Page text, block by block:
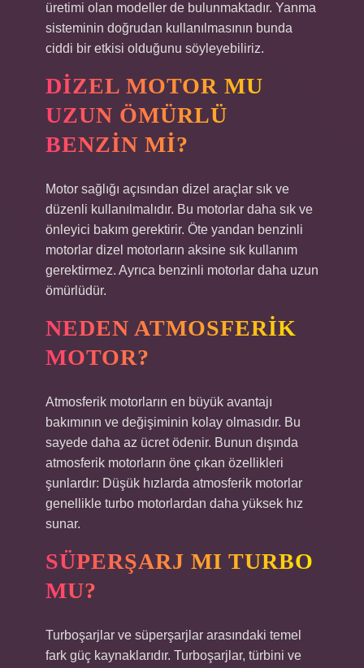
üretimi olan modeller de bulunmaktadır. Yanma
sisteminin doğrudan kullanılmasının bunda
ciddi bir etkisi olduğunu söyleyebiliriz.
DIZEL MOTOR MU
UZUN ÖMÜRLÜ
BENZIN MI?
Motor sağlığı açısından dizel araçlar sık ​​ve
düzenli kullanılmalıdır. Bu motorlar daha sık ve
önleyici bakım gerektirir. Öte yandan benzinli
motorlar dizel motorların aksine sık kullanım
gerektirmez. Ayrıca benzinli motorlar daha uzun
ömürlüdür.
NEDEN ATMOSFERIK
MOTOR?
Atmosferik motorların en büyük avantajı
bakımının ve değişiminin kolay olmasıdır. Bu
sayede daha az ücret ödenir. Bunun dışında
atmosferik motorların öne çıkan özellikleri
şunlardır: Düşük hızlarda atmosferik motorlar
genellikle turbo motorlardan daha yüksek hız
sunar.
SÜPERŞARJ MI TURBO
MU?
Turboşarjlar ve süperşarjlar arasındaki temel
fark güç kaynaklarıdır. Turboşarjlar, türbini ve